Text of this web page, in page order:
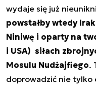
wydaje się już
powstałby wtedy
Niniwę i oparty na
i USA) siłach
Mosulu Nudżajfiego.
doprowadzić nie tylko